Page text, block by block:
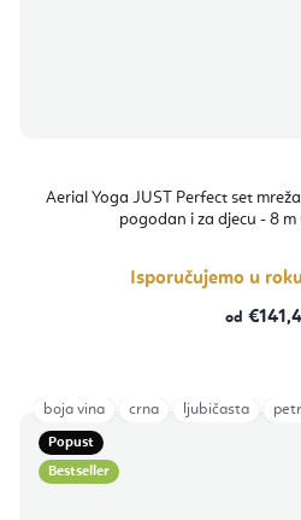
Aerial Yoga JUST Perfect set
pogodan i za djecu - 8 m
Isporučujemo u
od
Popust
Bestseller
boja vina crna ljubičasta